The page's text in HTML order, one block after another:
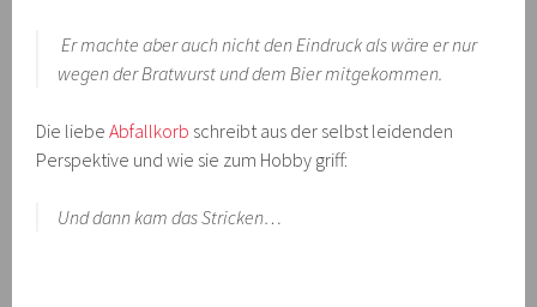
Er machte aber auch nicht den Eindruck als wäre er nur
wegen der Bratwurst und dem Bier mitgekommen.
Die liebeAbfallkorb schreibt aus der selbst leidenden
Perspektive und wie sie zum Hobby griff:
Und dann kam das Stricken…